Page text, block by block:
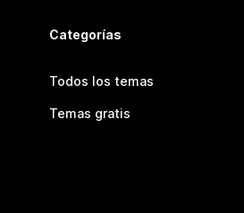
Categorías
Todos los temas
Temas gratis